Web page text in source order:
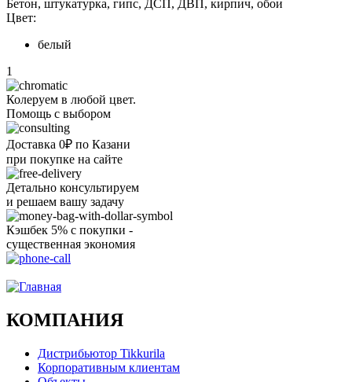
Бетон, штукатурка, гипс, ДСП, ДВП, кирпич, обои
Цвет:
белый
1
Колеруем в любой цвет.
Помощь с выбором
Доставка 0₽ по Казани
при покупке на сайте
Детально консультируем
и решаем вашу задачу
Кэшбек 5% с покупки -
существенная экономия
КОМПАНИЯ
Дистрибьютор Tikkurila
Корпоративным клиентам